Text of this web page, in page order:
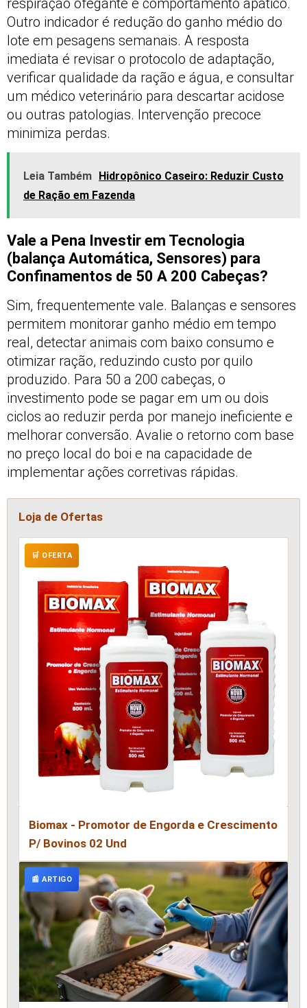
respiração ofegante e comportamento apático.
Outro indicador é redução do ganho médio do
lote em pesagens semanais. A resposta
imediata é revisar o protocolo de adaptação,
verificar qualidade da ração e água, e consultar
um médico veterinário para descartar acidose
ou outras patologias. Intervenção precoce
minimiza perdas.
Leia Também
Hidropônico Caseiro: Reduzir Custo
de Ração em Fazenda
Vale a Pena Investir em Tecnologia
(balança Automática, Sensores) para
Confinamentos de 50 A 200 Cabeças?
Sim, frequentemente vale. Balanças e sensores
permitem monitorar ganho médio em tempo
real, detectar animais com baixo consumo e
otimizar ração, reduzindo custo por quilo
produzido. Para 50 a 200 cabeças, o
investimento pode se pagar em um ou dois
ciclos ao reduzir perda por manejo ineficiente e
melhorar conversão. Avalie o retorno com base
no preço local do boi e na capacidade de
implementar ações corretivas rápidas.
Loja de Ofertas
🛒 OFERTA
Biomax - Promotor de Engorda e Crescimento
P/ Bovinos 02 Und
📰 ARTIGO